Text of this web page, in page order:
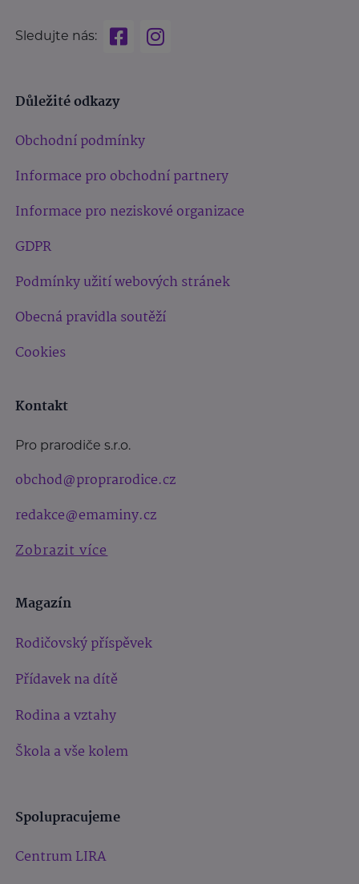
Sledujte nás:
Důležité odkazy
Obchodní podmínky
Informace pro obchodní partnery
Informace pro neziskové organizace
GDPR
Podmínky užití webových stránek
Obecná pravidla soutěží
Cookies
Kontakt
Pro prarodiče s.r.o.
obchod@proprarodice.cz
redakce@emaminy.cz
Zobrazit více
Magazín
Rodičovský příspěvek
Přídavek na dítě
Rodina a vztahy
Škola a vše kolem
Spolupracujeme
Centrum LIRA